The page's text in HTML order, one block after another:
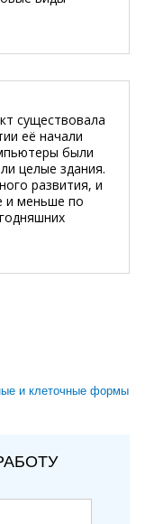
существовала
её начали
были
целые здания.
развития, и
и меньше по
и клеточные формы